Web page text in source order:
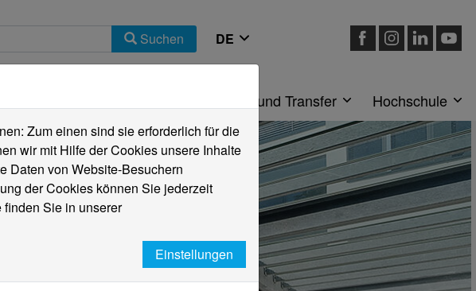
Suchen
Forschung und Transfer Hochschule
Zum einen sind sie erforderlich für die
wir mit Hilfe der Cookies unsere Inhalte
Daten von Website-Besuchern
der Cookies können Sie jederzeit
Sie in unserer
Einstellungen